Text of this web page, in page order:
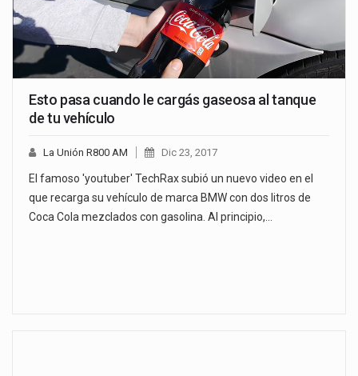
Esto pasa cuando le cargás gaseosa al tanque
de tu vehículo
La Unión R800 AM Dic 23, 2017
El famoso 'youtuber' TechRax subió un nuevo video en el
que recarga su vehículo de marca BMW con dos litros de
Coca Cola mezclados con gasolina. Al principio,…